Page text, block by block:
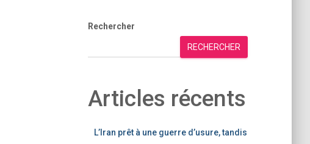
Rechercher
RECHERCHER
Articles récents
L’Iran prêt à une guerre d’usure, tandis